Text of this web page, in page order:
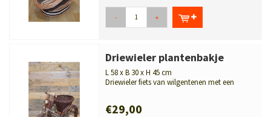
- +
Driewieler plantenbakje
L 58 x B 30 x H 45 cm
Driewieler fiets van wilgentenen met een
€29,00